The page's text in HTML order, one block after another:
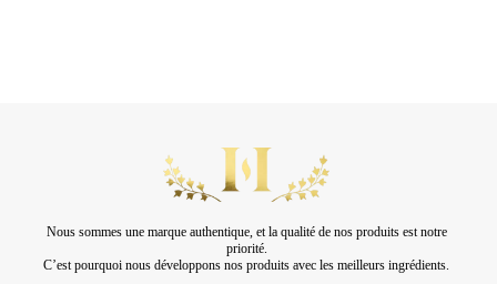
Nous sommes une marque authentique, et la qualité de nos produits est notre
priorité.
C’est pourquoi nous développons nos produits avec les meilleurs ingrédients.